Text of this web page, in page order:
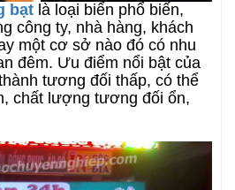
bạt là loại biển phổ biến,
công ty, nhà hàng, khách
một cơ sở nào đó có nhu
đêm. Ưu điểm nổi bật của
tương đối thấp, có thể
chất lượng tương đối ổn,